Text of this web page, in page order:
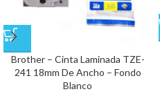
Brother – Cinta Laminada TZE-
241 18mm De Ancho – Fondo
Blanco